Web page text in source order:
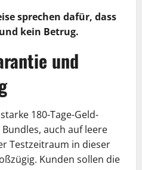
sprechen dafür, dass
kein Betrug.
und
180-Tage-Geld-
auch auf leere
Testzeitraum in dieser
Kunden sollen die